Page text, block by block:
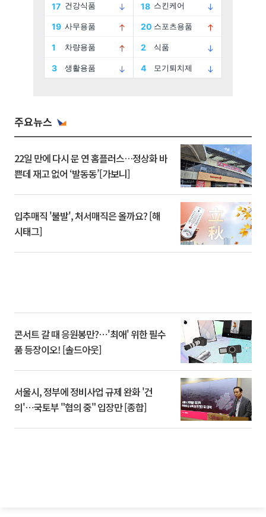
주요뉴스
22일 만에 다시 문 연 홈플러스…정상화 바
쁜데 재고 없어 ‘발동동’[가보니]
입추매직 '불발', 처서매직은 올까요? [해
시태그]
콘서트 갈 때 응원봉만?⋯'최애' 위한 필수
품 등장이오! [솔드아웃]
서울시, 정부에 정비사업 규제 완화 '건
의'⋯국토부 "협의 중" 입장만 [종합]